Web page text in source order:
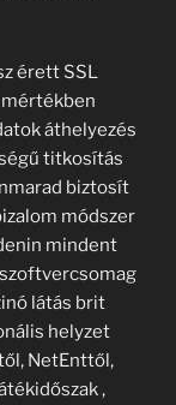
érett SSL
áthelyezés
titkosítás
biztosít
módszer
mindent
látás brit
helyzet
NetEnttől,
,